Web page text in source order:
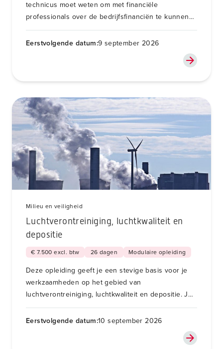
technicus moet weten om met financiële
professionals over de bedrijfsfinanciën te kunnen
meepraten en beslissen.
Eerstvolgende datum:9 september 2026
Milieu en veiligheid
Luchtverontreiniging, luchtkwaliteit en
depositie
€ 7.500 excl. btw 26 dagen Modulaire opleiding
Deze opleiding geeft je een stevige basis voor je
werkzaamheden op het gebied van
luchtverontreiniging, luchtkwaliteit en depositie. Je
kunt de vijf blokken ook los volgen.
Eerstvolgende datum:10 september 2026